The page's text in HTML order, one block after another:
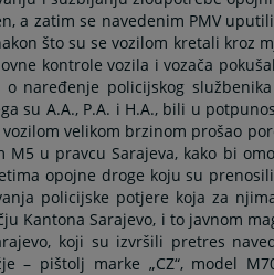
a zatim se navedenim PMV
što su se vozilom kretali kroz
kontrole vozila i vozača
naređenje policijskog
su A.A., P.A. i H.A., bili u
velikom brzinom prošao
u pravcu Sarajeva, kako bi
opojne droge koju su
policijske potjere koja za
Kantona Sarajevo, i to javnom
koji su izvršili pretres
– pištolj marke „CZ“, model